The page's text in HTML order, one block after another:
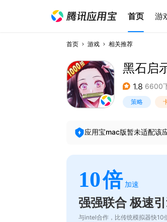
首页 游
首页 游戏 相关推荐
黑石启
1.8 6600
策略
应用宝mac版暂未适配该
10倍 加速
强强联合 极速
与intel合作，比传统模拟器快10